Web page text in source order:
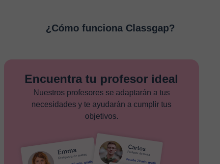
¿Cómo funciona Classgap?
Encuentra tu profesor ideal
Nuestros profesores se adaptarán a tus
necesidades y te ayudarán a cumplir tus
objetivos.